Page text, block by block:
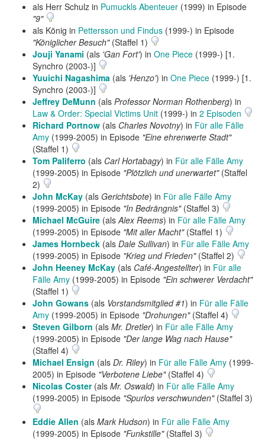
als Herr Schulz in Pumuckls Abenteuer (1999) in Episode
"9"
als König in Pettersson und Findus (1999-) in Episode
"Königlicher Besuch"(Staffel 1)
Jouji Yanami (als 'Gan Fort') in One Piece (1999-) [1.
Synchro (2003-)]
Yuuichi Nagashima (als 'Henzo') in One Piece (1999-) [1.
Synchro (2003-)]
Jeffrey DeMunn (als Professor Norman Rothenberg) in
Law & Order: Special Victims Unit (1999-) in 2 Episoden
Richard Portnow (als Charles Novotny) in Für alle Fälle
Amy (1999-2005) in Episode "Eine ehrenwerte Stadt"
(Staffel 1)
Tom Paliferro (als Carl Hortabagy) in Für alle Fälle Amy
(1999-2005) in Episode "Plötzlich und unerwartet"(Staffel
2)
John McKay (als Gerichtsbote) in Für alle Fälle Amy
(1999-2005) in Episode "In Bedrängnis"(Staffel 3)
Michael McGuire (alsAlex Reems) in Für alle Fälle Amy
(1999-2005) in Episode "Mit aller Macht"(Staffel 1)
James Hornbeck (als Dale Sullivan) in Für alle Fälle Amy
(1999-2005) in Episode "Krieg und Frieden"(Staffel 2)
John Heeney McKay (als Café-Angestellter) in Für alle
Fälle Amy (1999-2005) in Episode "Ein schwerer Verdacht"
(Staffel 1)
John Gowans (als Vorstandsmitglied #1) in Für alle Fälle
Amy (1999-2005) in Episode "Drohungen"(Staffel 4)
Steven Gilborn (als Mr. Dretler) in Für alle Fälle Amy
(1999-2005) in Episode "Der lange Wag nach Hause"
(Staffel 4)
Michael Ensign (als Dr. Riley) in Für alle Fälle Amy (1999-
2005) in Episode "Verbotene Liebe"(Staffel 4)
Nicolas Coster(als Mr. Oswald) in Für alle Fälle Amy
(1999-2005) in Episode "Spurlos verschwunden"(Staffel 3)
Eddie Allen (als Mark Hudson) in Für alle Fälle Amy
(1999-2005) in Episode "Funkstille"(Staffel 3)